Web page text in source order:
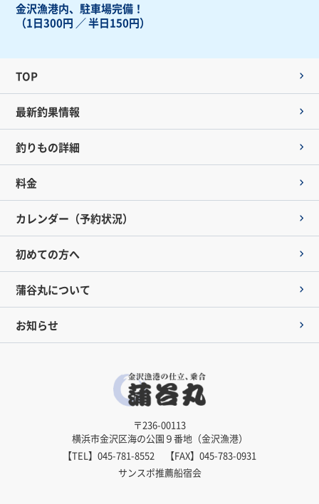
金沢漁港内、駐車場完備！
（1日300円 ／ 半日150円）
TOP
最新釣果情報
釣りもの詳細
料金
カレンダー（予約状況）
初めての方へ
蒲谷丸について
お知らせ
〒236-00113
横浜市金沢区海の公園９番地（金沢漁港）
【TEL】 045-781-8552
【FAX】045-783-0931
サンスポ推薦船宿会